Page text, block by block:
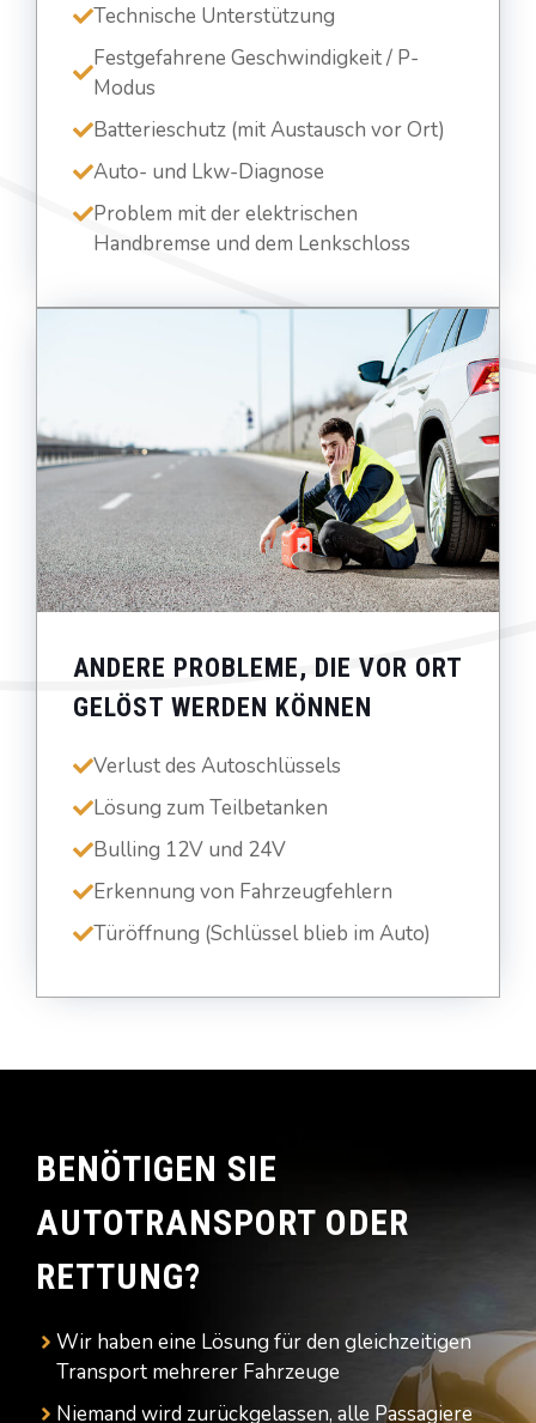
Technische Unterstützung
Festgefahrene Geschwindigkeit / P-
Modus
Batterieschutz (mit Austausch vor Ort)
Auto- und Lkw-Diagnose
Problem mit der elektrischen
Handbremse und dem Lenkschloss
ANDERE PROBLEME, DIE VOR ORT
GELÖST WERDEN KÖNNEN
Verlust des Autoschlüssels
Lösung zum Teilbetanken
Bulling 12V und 24V
Erkennung von Fahrzeugfehlern
Türöffnung (Schlüssel blieb im Auto)
BENÖTIGEN SIE
AUTOTRANSPORT ODER
RETTUNG?
Wir haben eine Lösung für den gleichzeitigen
Transport mehrerer Fahrzeuge
Niemand wird zurückgelassen, alle Passagiere